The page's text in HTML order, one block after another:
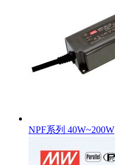
NPF系列 40W~200W